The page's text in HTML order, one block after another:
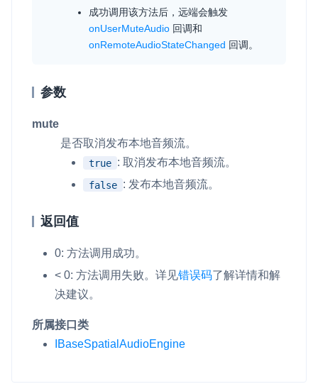
成功调用该方法后，远端会触发
onUserMuteAudio 回调和
onRemoteAudioStateChanged 回调。
参数
mute
是否取消发布本地音频流。
true : 取消发布本地音频流。
false : 发布本地音频流。
返回值
0: 方法调用成功。
< 0: 方法调用失败。 详见错误码了解详情和解
决建议。
所属接口类
IBaseSpatialAudioEngine